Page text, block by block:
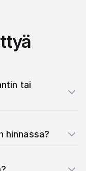
tai
hinnassa?